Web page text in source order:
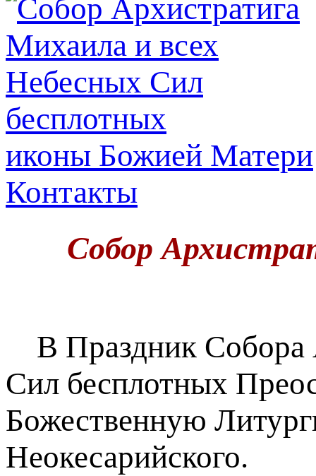
иконы Божией Матери
Контакты
Собор
В Праздник Собора
Сил бесплотных
Божественную
Неокесарийского.